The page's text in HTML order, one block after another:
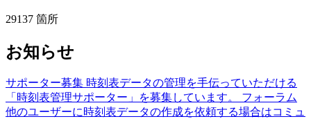
29137 箇所
お知らせ
サポーター募集 時刻表データの管理を手伝っていただける
「時刻表管理サポーター」を募集しています。
フォーラム
他のユーザーに時刻表データの作成を依頼する場合はコミュ